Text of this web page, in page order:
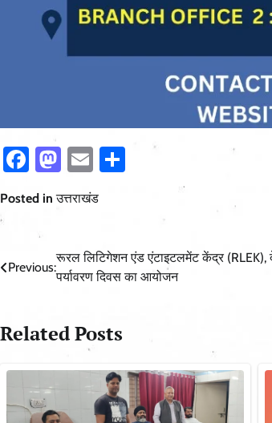
Facebook
Mastodon
EmailShare
Posted inउत्तराखंड
Post
Previous:
रूरल लिटिगेशन एंड एंटाइटलमेंट केंद्र (RLEK),
पर्यावरण दिवस का आयोजन
Related Posts